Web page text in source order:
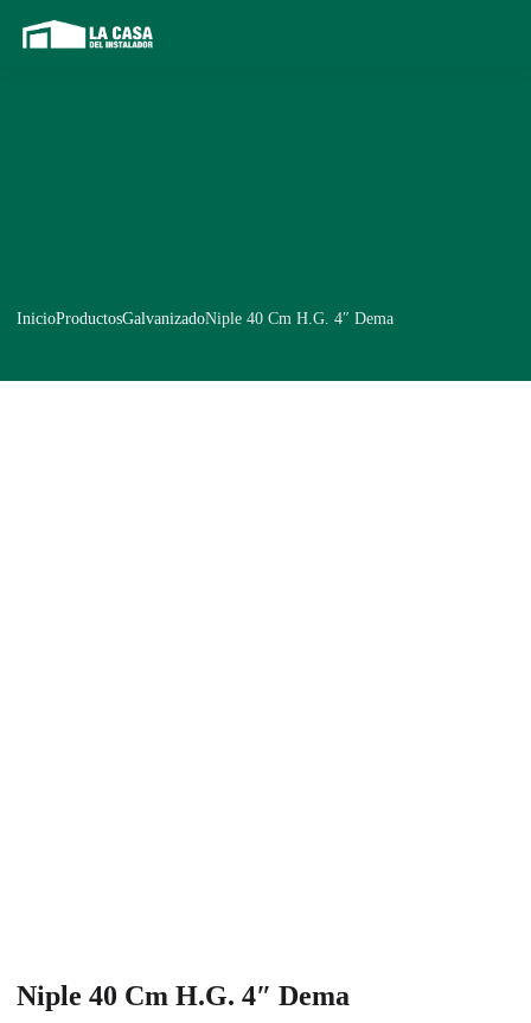
InicioProductosGalvanizadoNiple 40 Cm H.G. 4″ Dema
Niple 40 Cm H.G. 4″ Dema